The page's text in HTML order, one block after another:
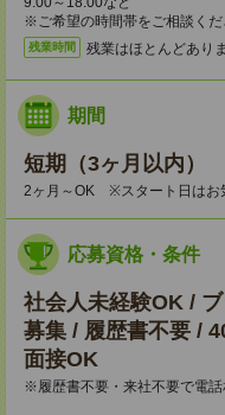
※ご希望の時間帯をご相談くだ
残業時間 残業はほとんどあり
期間
短期（3ヶ月以内）
2ヶ月～OK ※スタート日はお
応募資格・条件
社会人未経験OK /
募集 / 履歴書不要 /
面接OK
※履歴書不要・来社不要で電話